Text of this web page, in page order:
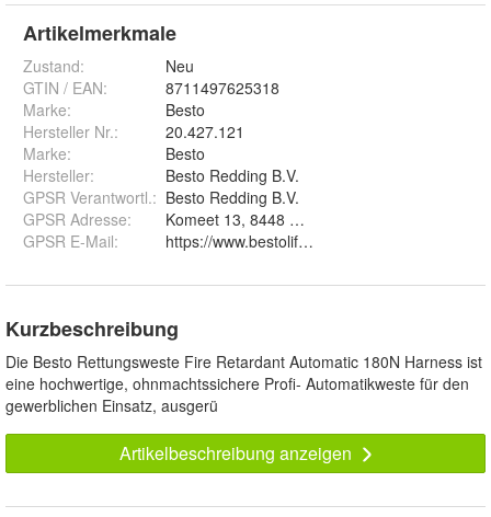
Artikelmerkmale
Zustand:
Neu
GTIN / EAN:
8711497625318
Marke:
Besto
Hersteller Nr.:
20.427.121
Marke:
Besto
Hersteller:
Besto Redding B.V.
GPSR Verantwortl.: Besto Redding B.V.
GPSR Adresse:
Komeet 13, 8448 CG Heerenveen
GPSR E-Mail: https://www.bestolifesaver.com/contact/
Kurzbeschreibung
Die Besto Rettungsweste Fire Retardant Automatic 180N Harness ist
eine hochwertige, ohnmachtssichere Profi- Automatikweste für den
gewerblichen Einsatz, ausgerü
Artikelbeschreibung anzeigen